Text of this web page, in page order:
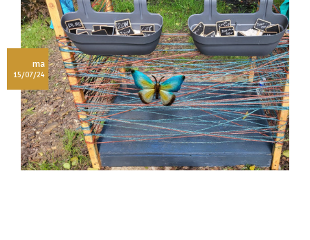
ma
15/07/24